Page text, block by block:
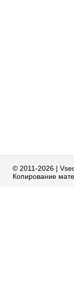
© 2011-2026 |
Копирование